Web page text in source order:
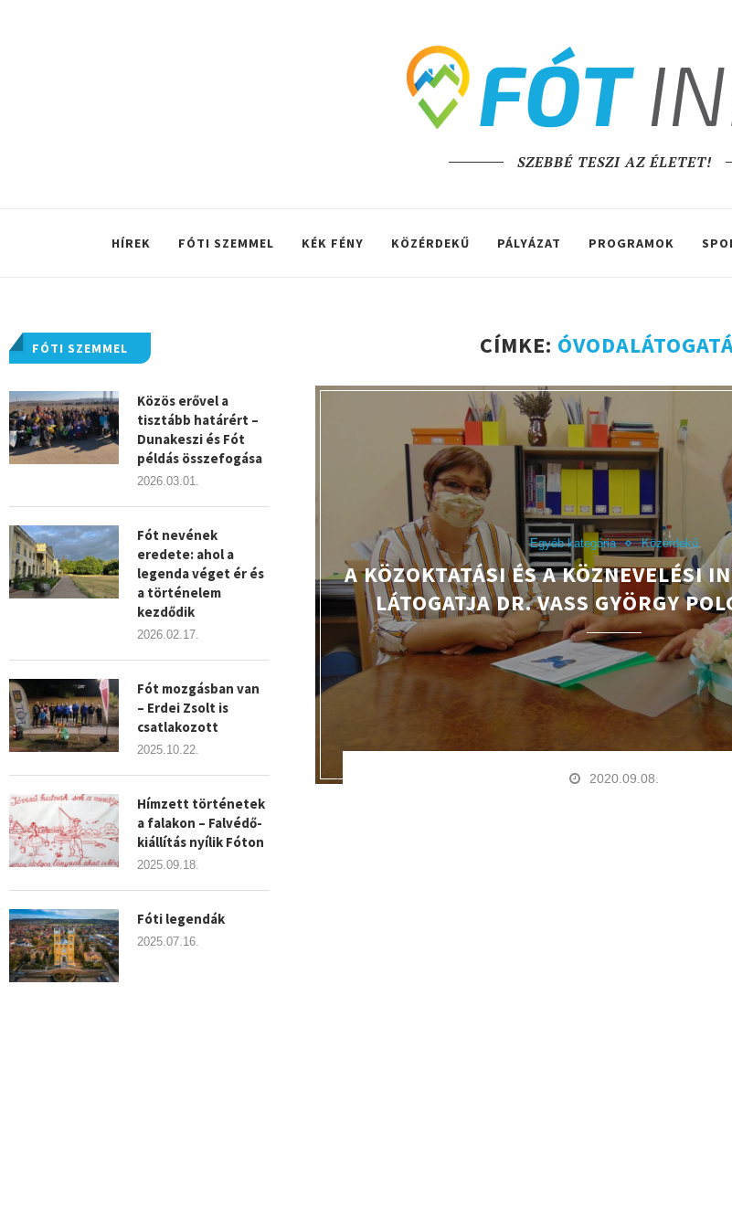
SZEBBÉ TESZI AZ ÉLETET!
HÍREK FÓTI SZEMMEL KÉK FÉNY KÖZÉRDEKŰ PÁLYÁZAT PROGRAMOK
CÍMKE:
Egyéb kategória Közérdekű
A KÖZOKTATÁSI ÉS A KÖZNEVELÉSI
LÁTOGATJA DR. VASS GYÖRGY
2020.09.08.
FÓTI SZEMMEL
Közös erővel a
tisztább határért –
Dunakeszi és Fót
példás összefogása
2026.03.01.
Fót nevének
eredete: ahol a
legenda véget ér és
a történelem
kezdődik
2026.02.17.
Fót mozgásban van
– Erdei Zsolt is
csatlakozott
2025.10.22.
Hímzett történetek
a falakon – Falvédő-
kiállítás nyílik Fóton
2025.09.18.
Fóti legendák
2025.07.16.